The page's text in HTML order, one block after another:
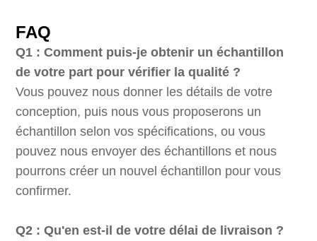
FAQ
Q1 : Comment puis-je obtenir un échantillon
de votre part pour vérifier la qualité ?
Vous pouvez nous donner les détails de votre
conception, puis nous vous proposerons un
échantillon selon vos spécifications, ou vous
pouvez nous envoyer des échantillons et nous
pourrons créer un nouvel échantillon pour vous
confirmer.
Q2 : Qu'en est-il de votre délai de livraison ?